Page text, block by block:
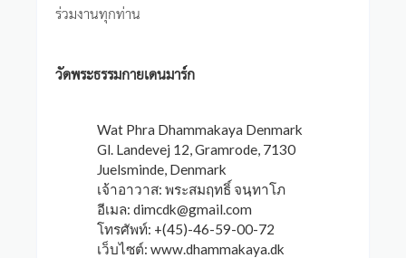
ร่วมงานทุกท่าน
วัดพระธรรมกายเดนมาร์ก
Wat Phra Dhammakaya Denmark
Gl. Landevej 12, Gramrode, 7130
Juelsminde, Denmark
เจ้าอาวาส: พระสมฤทธิ์ จนฺทาโภ
อีเมล:dimcdk@gmail.com
โทรศัพท์: +(45)-46-59-00-72
เว็บไซต์: www.dhammakaya.dk